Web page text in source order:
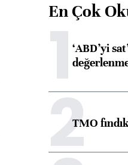
En Çok
1‘ABD’yi
2
TMO